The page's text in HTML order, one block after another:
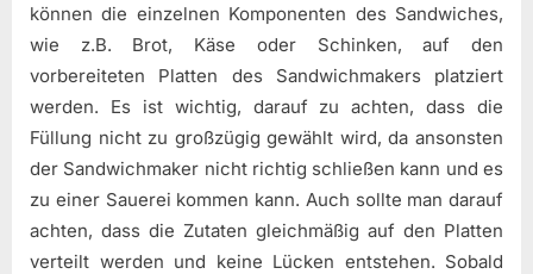
können die einzelnen Komponenten des Sandwiches,
wie z.B. Brot, Käse oder Schinken, auf den
vorbereiteten Platten des Sandwichmakers platziert
werden. Es ist wichtig, darauf zu achten, dass die
Füllung nicht zu großzügig gewählt wird, da ansonsten
der Sandwichmaker nicht richtig schließen kann und es
zu einer Sauerei kommen kann. Auch sollte man darauf
achten, dass die Zutaten gleichmäßig auf den Platten
verteilt werden und keine Lücken entstehen. Sobald